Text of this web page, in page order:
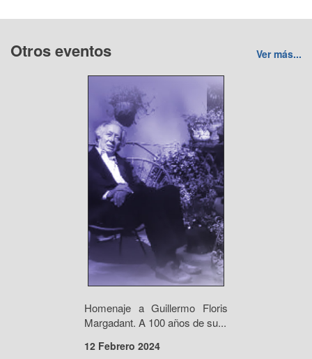
Otros eventos Ver más...
Homenaje a Guillermo Floris
Margadant. A 100 años de su...
12 Febrero 2024